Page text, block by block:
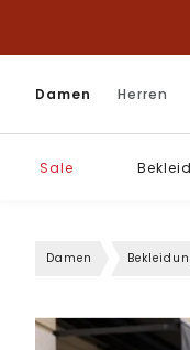
Damen Herren
Sale
Damen